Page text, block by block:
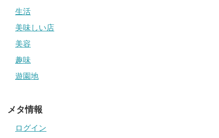
生活
美味しい店
美容
趣味
遊園地
メタ情報
ログイン